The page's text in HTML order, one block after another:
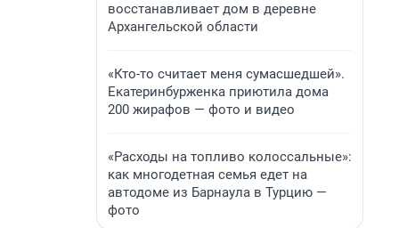
восстанавливает дом в деревне
Архангельской области
«Кто-то считает меня сумасшедшей».
Екатеринбурженка приютила дома
200 жирафов — фото и видео
«Расходы на топливо колоссальные»:
как многодетная семья едет на
автодоме из Барнаула в Турцию —
фото